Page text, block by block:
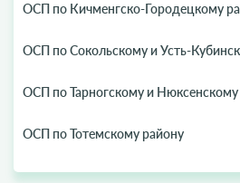
ОСП по Кичменгско-Городецкому
ОСП по Сокольскому и Усть-
ОСП по Тарногскому и
ОСП по Тотемскому району